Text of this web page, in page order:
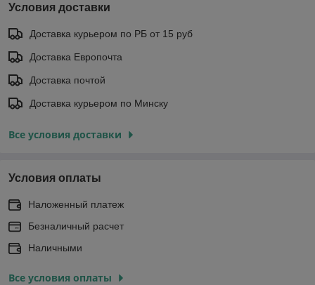
Условия доставки
Доставка курьером по РБ от 15 руб
Доставка Европочта
Доставка почтой
Доставка курьером по Минску
Все условия доставки
Условия оплаты
Наложенный платеж
Безналичный расчет
Наличными
Все условия оплаты